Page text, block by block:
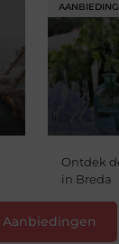
Ontdek
in Breda
Aanbiedingen